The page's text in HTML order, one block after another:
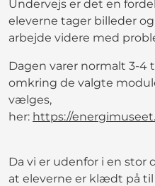
Undervejs er det en
eleverne tager billeder
arbejde videre med
Dagen varer normalt 3-4
omkring de valgte
vælges,
her: https://
Da vi er udenfor i en stor
at eleverne er klædt på